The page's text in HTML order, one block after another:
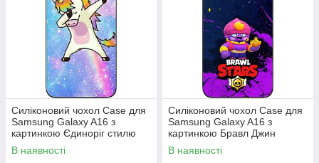
Силіконовий чохол Case для
Samsung Galaxy A16 з
картинкою Єдиноріг стилю
В наявності
Силіконовий чохол Case для
Samsung Galaxy A16 з
картинкою Бравл Джин
В наявності